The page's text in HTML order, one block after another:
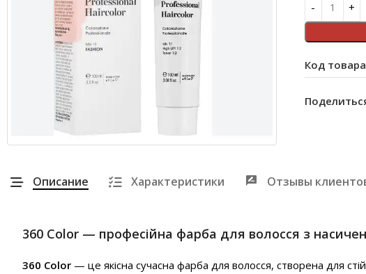
Код
Описание Характеристики Отзывы
360 Color — професійна фарба для волосся з
360 Color — це якісна сучасна фарба для волосся, створена для